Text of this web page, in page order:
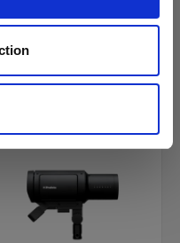
in Reinform
Rabattierter Preis
€